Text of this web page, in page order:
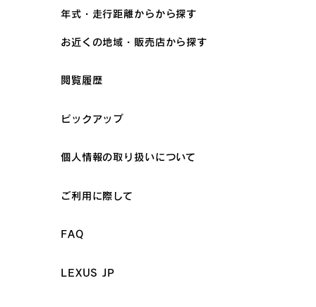
年式・走行距離からから探す
お近くの地域・販売店から探す
閲覧履歴
ピックアップ
個人情報の取り扱いについて
ご利用に際して
FAQ
LEXUS JP